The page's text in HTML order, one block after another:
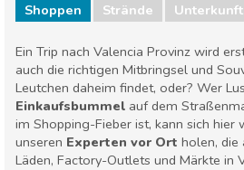
Shoppen
Strände Unterkunft
Ein Trip nach Valencia Provinz wird
auch die richtigen Mitbringsel und
Leutchen daheim findet, oder? Wer
Einkaufsbummel auf dem
im Shopping-Fieber ist, kann sich hier
unseren Experten vor Ort holen, die
Läden, Factory-Outlets und Märkte in